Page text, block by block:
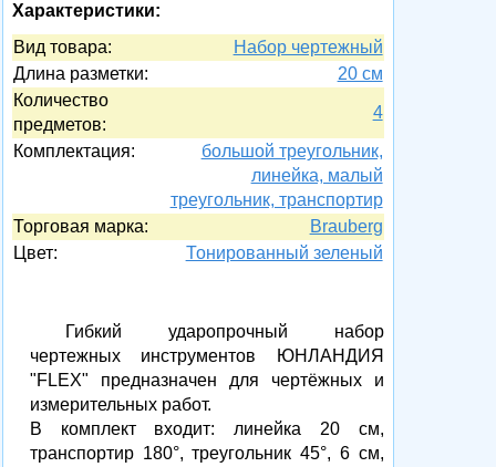
Характеристики:
Вид товара:
Набор чертежный
Длина разметки:
20 см
Количество
предметов:
4
Комплектация:
большой треугольник,
линейка, малый
треугольник, транспортир
Торговая марка:
Brauberg
Цвет:
Тонированный зеленый
Гибкий ударопрочный набор
чертежных инструментов ЮНЛАНДИЯ
"FLEX" предназначен для чертёжных и
измерительных работ.
В комплект входит: линейка 20 см,
транспортир 180°, треугольник 45°, 6 см,